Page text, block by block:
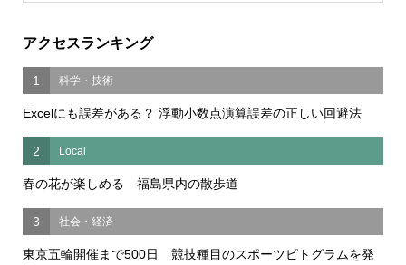
アクセスランキング
1 科学・技術
Excelにも誤差がある？ 浮動小数点演算誤差の正しい回避法
2 Local
春の花が楽しめる 福島県内の散歩道
3 社会・経済
東京五輪開催まで500日 競技種目のスポーツピトグラムを発